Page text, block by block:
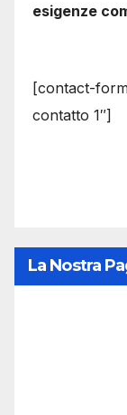
esigenze
[contact-
contatto 1″]
La Nostra